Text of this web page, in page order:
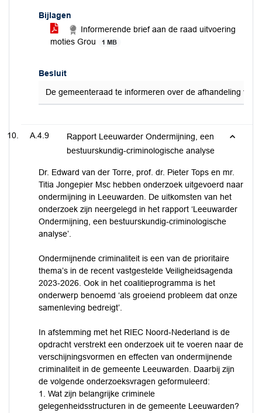
Bijlagen
Informerende brief aan de raad uitvoering
moties Grou
1 MB
Besluit
De gemeenteraad te informeren over de afhandeling van
A.4.9
Rapport Leeuwarder Ondermijning, een
bestuurskundig-criminologische analyse
Dr. Edward van der Torre, prof. dr. Pieter Tops en mr.
Titia Jongepier Msc hebben onderzoek uitgevoerd naar
ondermijning in Leeuwarden. De uitkomsten van het
onderzoek zijn neergelegd in het rapport ‘Leeuwarder
Ondermijning, een bestuurskundig-criminologische
analyse’.
Ondermijnende criminaliteit is een van de prioritaire
thema’s in de recent vastgestelde Veiligheidsagenda
2023-2026. Ook in het coalitieprogramma is het
onderwerp benoemd ‘als groeiend probleem dat onze
samenleving bedreigt’.
In afstemming met het RIEC Noord-Nederland is de
opdracht verstrekt een onderzoek uit te voeren naar de
verschijningsvormen en effecten van ondermijnende
criminaliteit in de gemeente Leeuwarden. Daarbij zijn
de volgende onderzoeksvragen geformuleerd:
1. Wat zijn belangrijke criminele
gelegenheidsstructuren in de gemeente Leeuwarden?